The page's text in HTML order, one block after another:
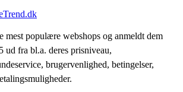
mest populære webshops og anmeldt dem
ud fra bl.a. deres prisniveau,
brugervenlighed, betingelser,